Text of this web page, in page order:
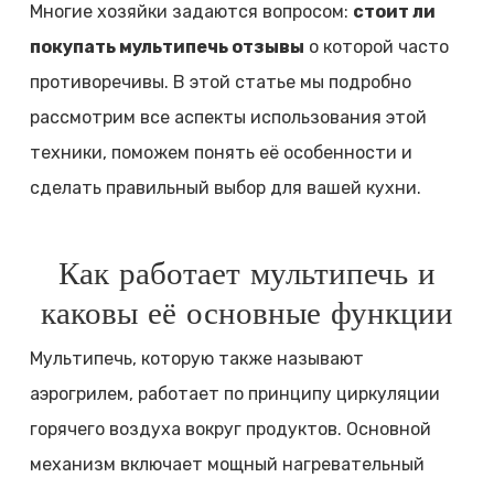
Многие хозяйки задаются вопросом: стоит ли
покупать мультипечь отзывы о которой часто
противоречивы. В этой статье мы подробно
рассмотрим все аспекты использования этой
техники, поможем понять её особенности и
сделать правильный выбор для вашей кухни.
Как работает мультипечь и
каковы её основные функции
Мультипечь, которую также называют
аэрогрилем, работает по принципу циркуляции
горячего воздуха вокруг продуктов. Основной
механизм включает мощный нагревательный